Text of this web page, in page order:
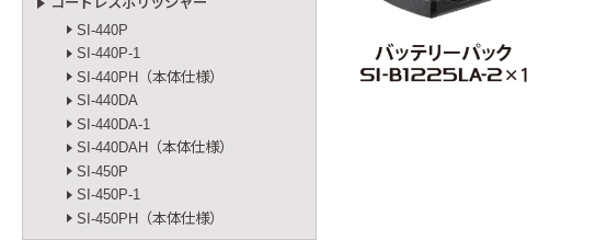
SI-440P
SI-440P-1
SI-440PH（本体仕様）
SI-440DA
SI-440DA-1
SI-440DAH（本体仕様）
SI-450P
SI-450P-1
SI-450PH（本体仕様）